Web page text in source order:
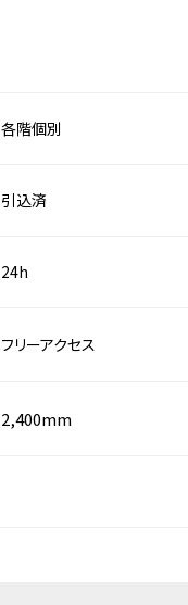
各階個別
引込済
24h
フリーアクセス
2,400mm